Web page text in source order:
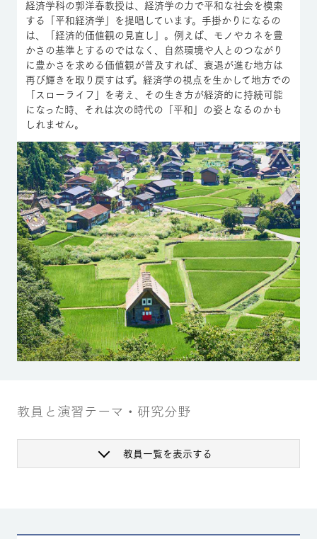
経済学科の郭洋春教授は、経済学の力で平和な社会を模索
する「平和経済学」を提唱しています。手掛かりになるの
は、「経済的価値観の見直し」。例えば、モノやカネを豊
かさの基準とするのではなく、自然環境や人とのつながり
に豊かさを求める価値観が普及すれば、衰退が進む地方は
再び輝きを取り戻すはず。経済学の視点を生かして地方での
「スローライフ」を考え、その生き方が経済的に持続可能
になった時、それは次の時代の「平和」の姿となるのかも
しれません。
教員と演習テーマ・研究分野
教員一覧を表示する